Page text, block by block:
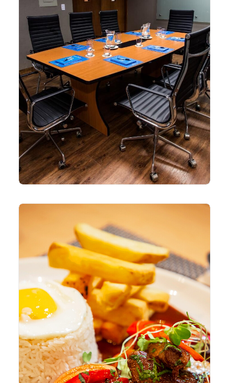
Organiza un evento inolvidable y empieza a
planificar con nosotros​
VER MÁS
Viaja a través de los Sabores Auténticos del
Perú
VER MÁS